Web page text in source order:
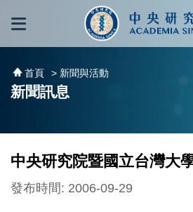
跳到主要內容區塊
首頁 > 新聞與活動
新聞訊息
中央研究院暨國立台灣大
發布時間: 2006-09-29